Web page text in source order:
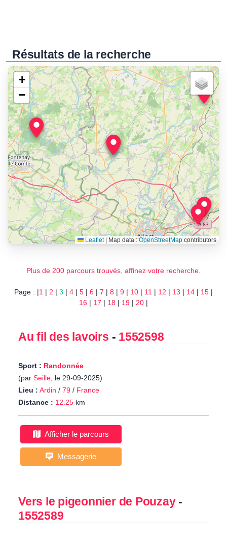
Résultats de la recherche
+
−
Leaflet Map data :OpenStreetMapcontributors
Plus de 200 parcours trouvés, affinez votre recherche.
Page : |1 | 2 | 3 | 4 | 5 | 6 | 7 | 8 | 9 | 10 | 11 | 12 | 13 | 14 | 15 |
16 | 17 | 18 | 19 | 20 |
Au fil des lavoirs - 1552598
Sport : Randonnée
(par Seille, le 29-09-2025)
Lieu : Ardin / 79 / France
Distance : 12.25 km
Afficher le parcours
Messagerie
Vers le pigeonnier de Pouzay-
1552589